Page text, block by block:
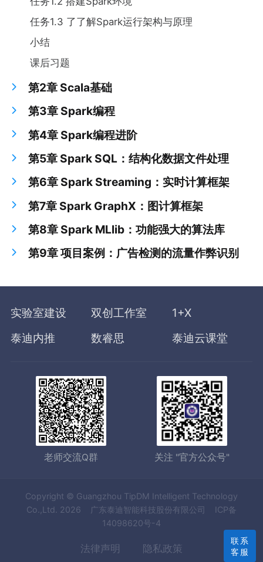
联系
客服
任务1.3 了了解Spark运行架构与原理
小结
课后习题
第2章 Scala基础
第3章 Spark编程
第4章 Spark编程进阶
第5章 Spark SQL：结构化数据文件处理
第6章 Spark Streaming：实时计算框架
第7章 Spark GraphX：图计算框架
第8章 Spark MLlib：功能强大的算法库
第9章 项目案例：广告检测的流量作弊识别
实验室建设 双创工作室
1+X
泰迪内推
数睿思 泰迪云课堂
老师交流Q群 关注 "官方公众号"
Copyright © Guangzhou TipDM Intelligent Technology
Co.,Ltd. 2026 广东泰迪智能科技股份有限公司 ICP备
14098620号-4
法律声明 隐私政策